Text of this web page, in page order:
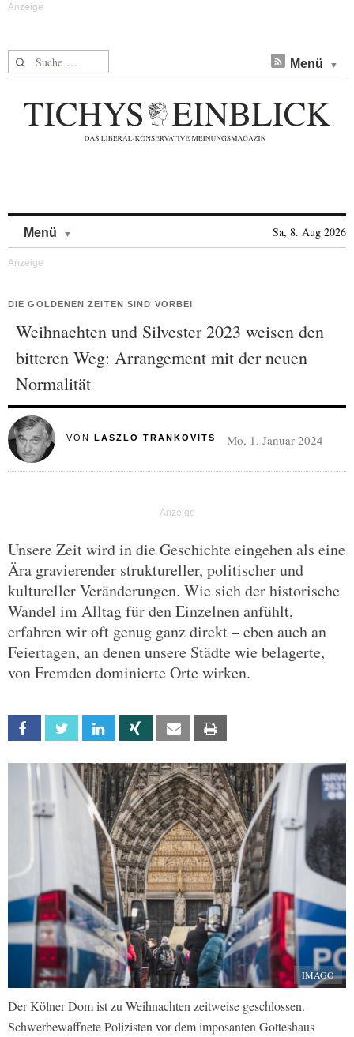
Suche nach: Menü
Menü Sa, 8. Aug 2026
DIE GOLDENEN ZEITEN SIND VORBEI
Weihnachten und Silvester 2023 weisen den
bitteren Weg: Arrangement mit der neuen
Normalität
VON LASZLO TRANKOVITS Mo, 1. Januar 2024
Unsere Zeit wird in die Geschichte eingehen als eine
Ära gravierender struktureller, politischer und
kultureller Veränderungen. Wie sich der historische
Wandel im Alltag für den Einzelnen anfühlt,
erfahren wir oft genug ganz direkt – eben auch an
Feiertagen, an denen unsere Städte wie belagerte,
von Fremden dominierte Orte wirken.
Facebook Twitter Linkedin Xing Email
IMAGO
Der Kölner Dom ist zu Weihnachten zeitweise geschlossen.
Schwerbewaffnete Polizisten vor dem imposanten Gotteshaus